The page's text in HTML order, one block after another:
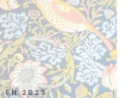
EN 2023